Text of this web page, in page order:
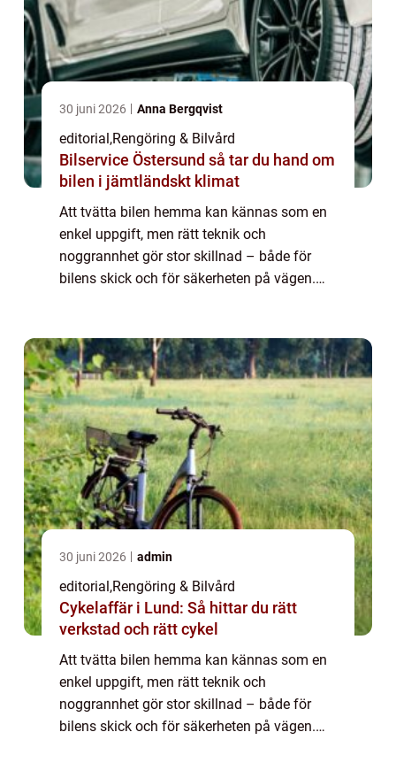
30 juni 2026 Anna Bergqvist
editorial,Rengöring & Bilvård
Bilservice Östersund så tar du hand om
bilen i jämtländskt klimat
Att tvätta bilen hemma kan kännas som en
enkel uppgift, men rätt teknik och
noggrannhet gör stor skillnad – både för
bilens skick och för säkerheten på vägen.
30 juni 2026 admin
editorial,Rengöring & Bilvård
Cykelaffär i Lund: Så hittar du rätt
verkstad och rätt cykel
Att tvätta bilen hemma kan kännas som en
enkel uppgift, men rätt teknik och
noggrannhet gör stor skillnad – både för
bilens skick och för säkerheten på vägen.